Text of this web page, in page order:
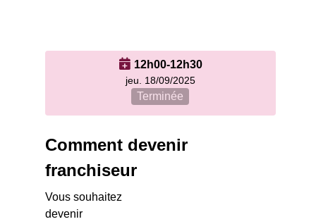
12h00-12h30
jeu. 18/09/2025
Terminée
Comment devenir
franchiseur
Vous souhaitez
devenir